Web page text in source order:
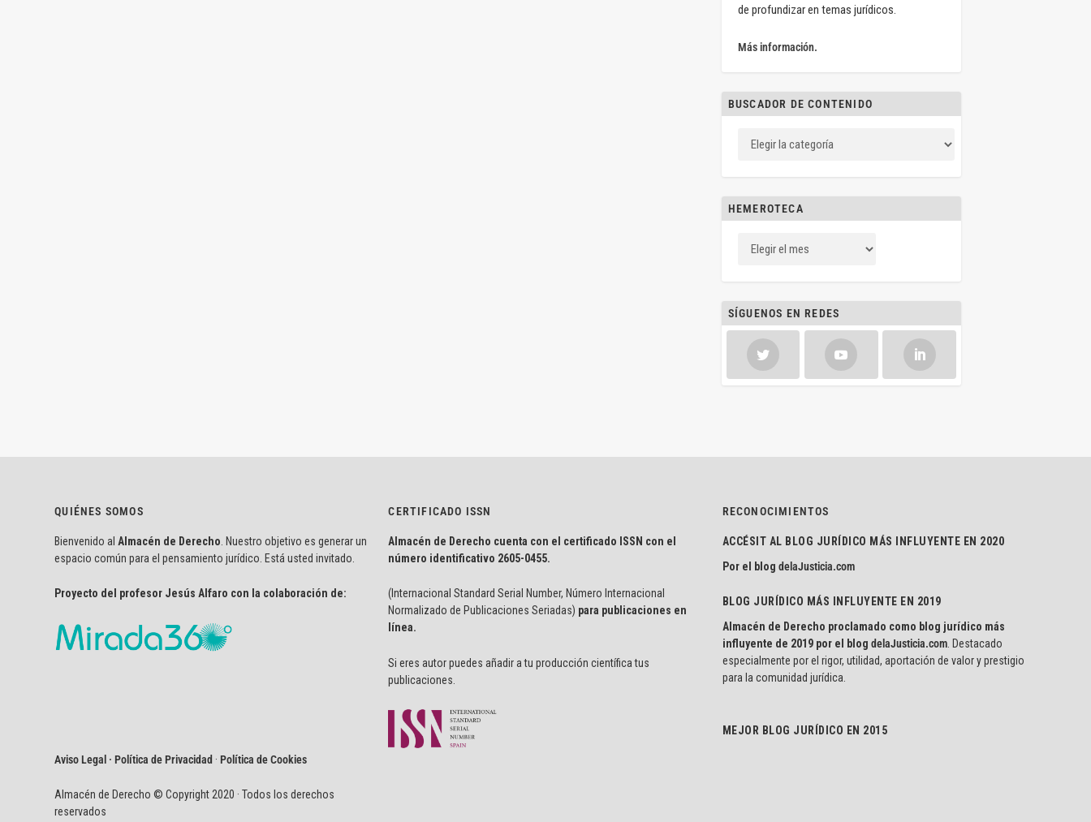
de profundizar en temas jurídicos.
Más información.
BUSCADOR DE CONTENIDO
HEMEROTECA
SÍGUENOS EN REDES
QUIÉNES SOMOS
Bienvenido al Almacén de Derecho . Nuestro objetivo es generar un
espacio común para el pensamiento jurídico. Está usted invitado.
Proyecto del profesor Jesús Alfaro con la colaboración de:
Aviso Legal · Política de Privacidad ·Política de Cookies
Almacén de Derecho © Copyright 2020 · Todos los derechos
reservados
CERTIFICADO ISSN
Almacén de Derecho cuenta con el certificado ISSN con el
número identificativo 2605-0455.
(Internacional Standard Serial Number, Número Internacional
Normalizado de Publicaciones Seriadas) para publicaciones en
línea.
Si eres autor puedes añadir a tu producción científica tus
publicaciones.
RECONOCIMIENTOS
ACCÉSIT AL BLOG JURÍDICO MÁS INFLUYENTE EN 2020
Por el blog delaJusticia.com
BLOG JURÍDICO MÁS INFLUYENTE EN 2019
Almacén de Derecho proclamado como blog jurídico más
influyente de 2019 por el blog delaJusticia.com. Destacado
especialmente por el rigor, utilidad, aportación de valor y prestigio
para la comunidad jurídica.
MEJOR BLOG JURÍDICO EN 2015